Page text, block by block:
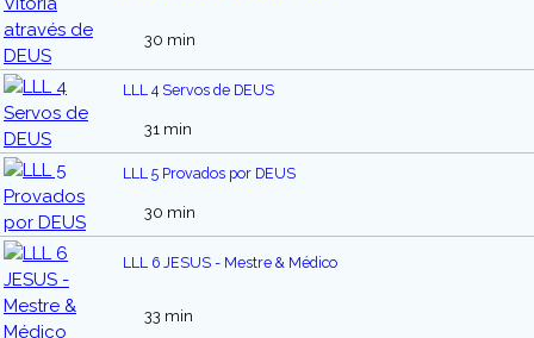
30 min
LLL 4 Servos de DEUS
31 min
LLL 5 Provados por DEUS
30 min
LLL 6 JESUS - Mestre & Médico
33 min